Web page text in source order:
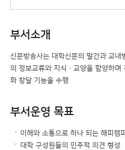
부서소개
신문방송사는 대학신문의 발간과 교
의 정보교류와 지식·교양을 함양하며
화 창달 기능을 수행
부서운영 목표
이해와 소통으로 하나 되는 해피캠
대학 구성원들의 민주적 의견 형성